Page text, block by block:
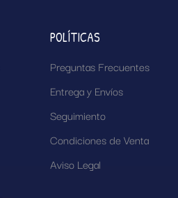
POLÍTICAS
Preguntas Frecuentes
Entrega y Envíos
Seguimiento
Condiciones de Venta
Aviso Legal